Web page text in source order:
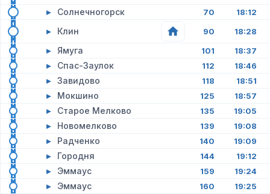
▸ Солнечногорск 70 18:12
▸ Клин 90 18:28
▸ Ямуга 101 18:37
▸ Спас-Заулок 112 18:46
▸ Завидово 118 18:51
▸ Мокшино 125 18:57
▸ Старое Мелково 135 19:05
▸ Новомелково 139 19:08
▸ Радченко 140 19:09
▸ Городня 144 19:12
▸ Эммаус 159 19:24
▸ Эммаус 160 19:25